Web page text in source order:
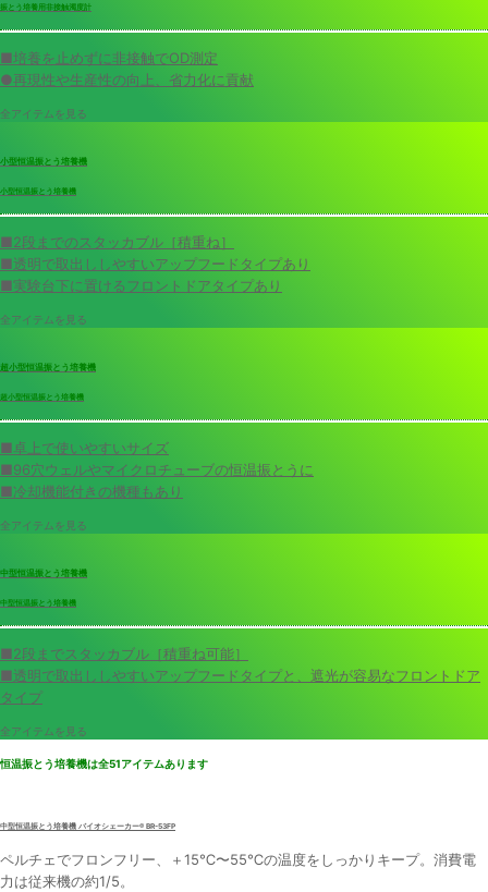
振とう培養用非接触濁度計
■培養を止めずに非接触でOD測定
●再現性や生産性の向上、省力化に貢献
全アイテムを見る
小型恒温振とう培養機
小型恒温振とう培養機
■2段までのスタッカブル［積重ね］
■透明で取出ししやすいアップフードタイプあり
■実験台下に置けるフロントドアタイプあり
全アイテムを見る
超小型恒温振とう培養機
超小型恒温振とう培養機
■卓上で使いやすいサイズ
■96穴ウェルやマイクロチューブの恒温振とうに
■冷却機能付きの機種もあり
全アイテムを見る
中型恒温振とう培養機
中型恒温振とう培養機
■2段までスタッカブル［積重ね可能］
■透明で取出ししやすいアップフードタイプと、遮光が容易なフロントドア
タイプ
全アイテムを見る
恒温振とう培養機は全51アイテムあります
中型恒温振とう培養機 バイオシェーカー® BR-53FP
ペルチェでフロンフリー、＋15℃〜55℃の温度をしっかりキープ。消費電
力は従来機の約1/5。